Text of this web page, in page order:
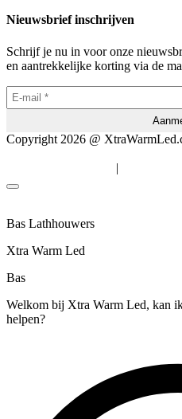
Nieuwsbrief inschrijven
Schrijf je nu in voor onze
en aantrekkelijke korting via de
Copyright 2026 @
|
Bas Lathhouwers
Xtra Warm Led
Bas
Welkom bij Xtra Warm Led, kan
helpen?